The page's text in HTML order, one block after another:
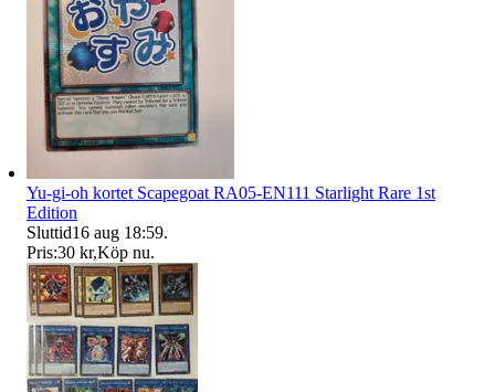
Yu-gi-oh kortet Scapegoat RA05-EN111 Starlight Rare 1st
Edition
Sluttid16 aug 18:59.
Pris:30 kr,Köp nu.